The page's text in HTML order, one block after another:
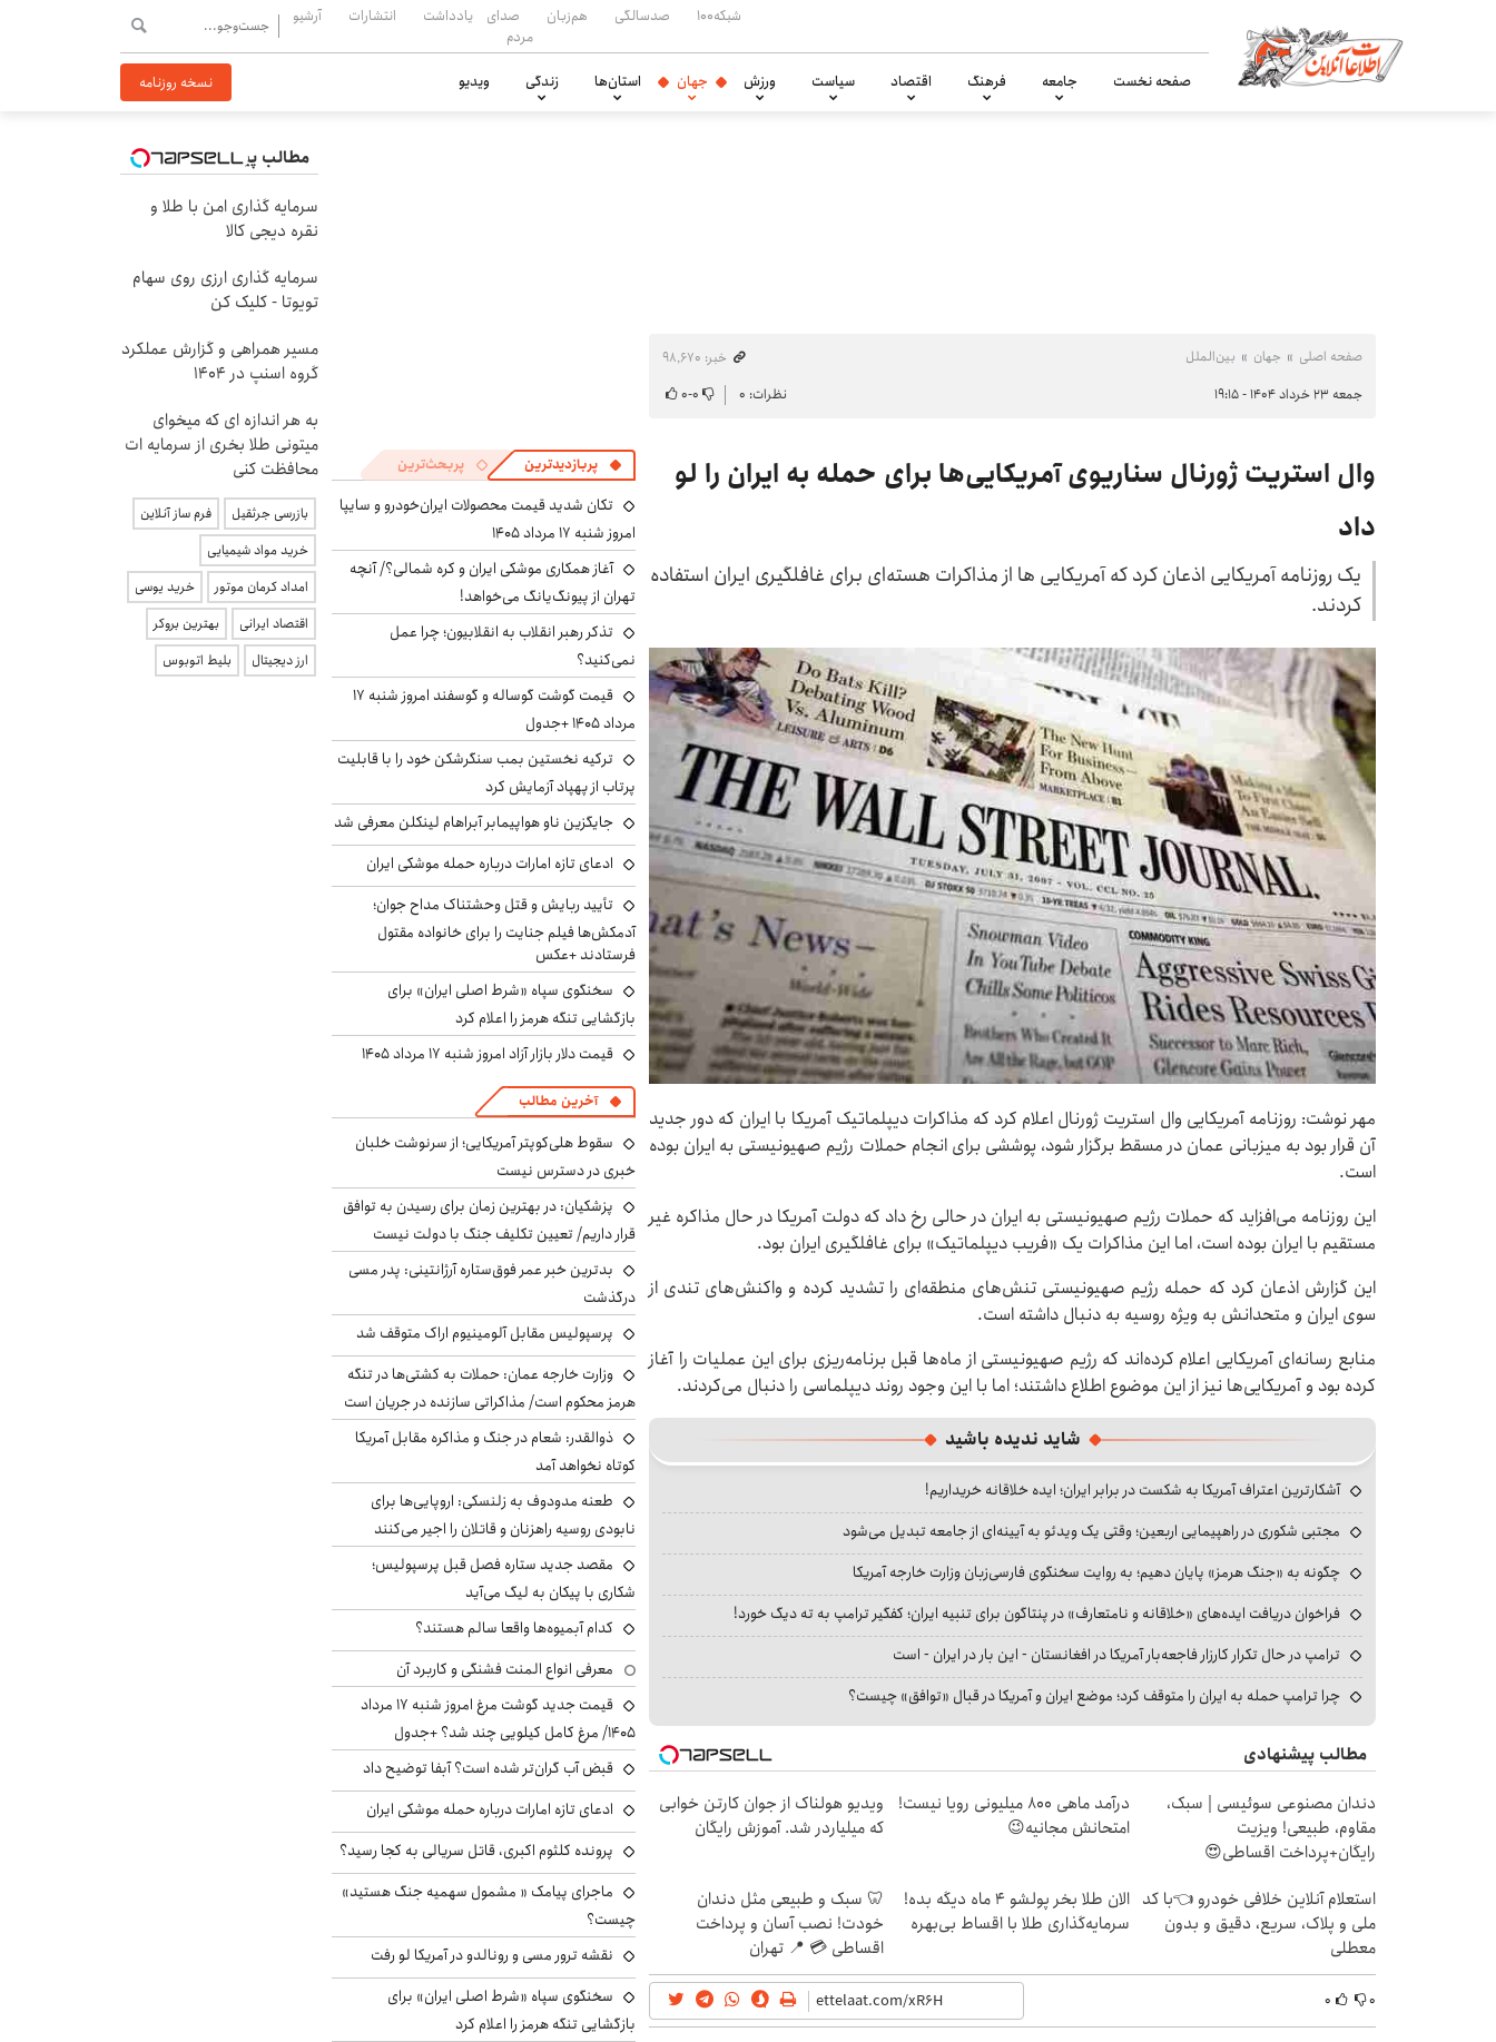
شبکه۱۰۰ صدسالگی هم‌زبان
صدای
مردم
یادداشت انتشارات آرشیو
صفحه نخست جامعه فرهنگ اقتصاد سیاست ورزش جهان استان‌ها زندگی ویدیو نسخه روزنامه
صفحه اصلی جهان بین‌الملل
خبر: ۹۸٬۶۷۰
جمعه ۲۳ خرداد ۱۴۰۴ - ۱۹:۱۵
نظرات: ۰ ۰-۰
وال استریت ژورنال سناریوی آمریکایی‌ها برای حمله به ایران را لو
داد
یک روزنامه آمریکایی اذعان کرد که آمریکایی ها از مذاکرات هسته‌ای برای غافلگیری ایران استفاده
کردند.
مهر نوشت: روزنامه آمریکایی وال استریت ژورنال اعلام کرد که مذاکرات دیپلماتیک آمریکا با ایران که دور جدید
آن قرار بود به میزبانی عمان در مسقط برگزار شود، پوششی برای انجام حملات رژیم صهیونیستی به ایران بوده
است.
این روزنامه می‌افزاید که حملات رژیم صهیونیستی به ایران در حالی رخ داد که دولت آمریکا در حال مذاکره غیر
مستقیم با ایران بوده است، اما این مذاکرات یک «فریب دیپلماتیک» برای غافلگیری ایران بود.
این گزارش اذعان کرد که حمله رژیم صهیونیستی تنش‌های منطقه‌ای را تشدید کرده و واکنش‌های تندی از
سوی ایران و متحدانش به ویژه روسیه به دنبال داشته است.
منابع رسانه‌ای آمریکایی اعلام کرده‌اند که رژیم صهیونیستی از ماه‌ها قبل برنامه‌ریزی برای این عملیات را آغاز
کرده بود و آمریکایی‌ها نیز از این موضوع اطلاع داشتند؛ اما با این وجود روند دیپلماسی را دنبال می‌کردند.
شاید ندیده باشید
آشکارترین اعتراف آمریکا به شکست در برابر ایران؛ ایده خلاقانه خریداریم!
مجتبی شکوری در راهپیمایی اربعین؛ وقتی یک ویدئو به آیینه‌ای از جامعه تبدیل می‌شود
چگونه به «جنگ هرمز» پایان دهیم؛ به روایت سخنگوی فارسی‌زبان وزارت خارجه آمریکا
فراخوان دریافت ایده‌های «خلاقانه و نامتعارف» در پنتاگون برای تنبیه ایران؛ کفگیر ترامپ به ته دیگ خورد!
ترامپ در حال تکرار کارزار فاجعه‌بار آمریکا در افغانستان - این بار در ایران - است
چرا ترامپ حمله به ایران را متوقف کرد؛ موضع ایران و آمریکا در قبال «توافق» چیست؟
مطالب پیشنهادی
دندان مصنوعی سوئیسی | سبک،
مقاوم، طبیعی! ویزیت
رایگان+پرداخت اقساطی😍
درآمد ماهی 800 میلیونی رویا نیست!
امتحانش مجانیه😉
ویدیو هولناک از جوان کارتن خوابی
که میلیاردر شد. آموزش رایگان
استعلام آنلاین خلافی خودرو 👈با کد
ملی و پلاک، سریع، دقیق و بدون
معطلی
الان طلا بخر پولشو 4 ماه دیگه بده!
سرمایه‌گذاری طلا با اقساط بی‌بهره
🦷 سبک و طبیعی مثل دندان
خودت! نصب آسان و پرداخت
اقساطی 💳 📍 تهران
۰ ۰
پربازدیدترین پربحث‌ترین
تکان شدید قیمت محصولات ایران‌خودرو و سایپا
امروز شنبه ۱۷ مرداد ۱۴۰۵
آغاز همکاری موشکی ایران و کره شمالی؟/ آنچه
تهران از پیونگ‌یانگ می‌خواهد!
تذکر رهبر انقلاب به انقلابیون؛ چرا عمل
نمی‌کنید؟
قیمت گوشت گوساله و گوسفند امروز شنبه ۱۷
مرداد ۱۴۰۵ +جدول
ترکیه نخستین بمب سنگرشکن خود را با قابلیت
پرتاب از پهپاد آزمایش کرد
جایگزین ناو هواپیمابر آبراهام لینکلن معرفی شد
ادعای تازه امارات درباره حمله موشکی ایران
تأیید ربایش و قتل وحشتناک مداح جوان؛
آدمکش‌ها فیلم جنایت را برای خانواده مقتول
فرستادند +عکس
سخنگوی سپاه «شرط اصلی ایران» برای
بازگشایی تنگه هرمز را اعلام کرد
قیمت دلار بازار آزاد امروز شنبه ۱۷ مرداد ۱۴۰۵
آخرین مطالب
سقوط هلی‌کوپتر آمریکایی؛ از سرنوشت خلبان
خبری در دسترس نیست
پزشکیان‌: در بهترین زمان برای رسیدن به توافق
قرار داریم/ تعیین تکلیف جنگ با دولت نیست
بدترین خبر عمر فوق‌ستاره آرژانتینی: پدر مسی
درگذشت
پرسپولیس مقابل آلومینیوم اراک متوقف شد
وزارت خارجه عمان: حملات به کشتی‌ها در تنگه
هرمز محکوم است/ مذاکراتی سازنده در جریان است
ذوالقدر: شعام در جنگ و مذاکره مقابل آمریکا
کوتاه نخواهد آمد
طعنه مدودوف به زلنسکی: اروپایی‌ها برای
نابودی روسیه راهزنان و قاتلان را اجیر می‌کنند
مقصد جدید ستاره فصل قبل پرسپولیس؛
شکاری با پیکان به لیگ می‌آید
کدام آبمیوه‌ها واقعا سالم هستند؟
معرفی انواع المنت فشنگی و کاربرد آن
قیمت جدید گوشت مرغ امروز شنبه ۱۷ مرداد
۱۴۰۵/ مرغ کامل کیلویی چند شد؟ +جدول
قبض آب گران‌تر شده است؟ آبفا توضیح داد
ادعای تازه امارات درباره حمله موشکی ایران
پرونده کلثوم اکبری، قاتل سریالی به کجا رسید؟
ماجرای پیامک « مشمول سهمیه جنگ هستید»
چیست؟
نقشه ترور مسی و رونالدو در آمریکا لو رفت
سخنگوی سپاه «شرط اصلی ایران» برای
بازگشایی تنگه هرمز را اعلام کرد
مطالب پیشنهادی
سرمایه گذاری امن با طلا و
نقره دیجی کالا
سرمایه گذاری ارزی روی سهام
تویوتا - کلیک کن
مسیر همراهی و گزارش عملکرد
گروه اسنپ در ۱۴۰۴
به هر اندازه ای که میخوای
میتونی طلا بخری از سرمایه ات
محافظت کنی
بازرسی جرثقیل
فرم ساز آنلاین
خرید مواد شیمیایی
امداد کرمان موتور
خرید یوسی
اقتصاد ایرانی
بهترین بروکر
ارز دیجیتال
بلیط اتوبوس